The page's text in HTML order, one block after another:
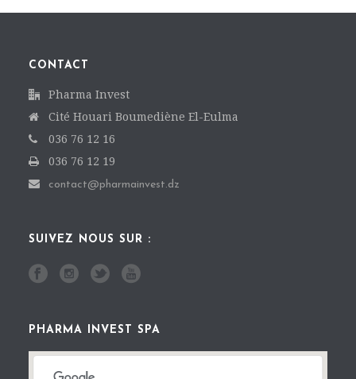
CONTACT
Pharma Invest
Cité Houari Boumediène El-Eulma
036 76 12 16
036 76 12 19
contact@pharmainvest.dz
SUIVEZ NOUS SUR :
PHARMA INVEST SPA